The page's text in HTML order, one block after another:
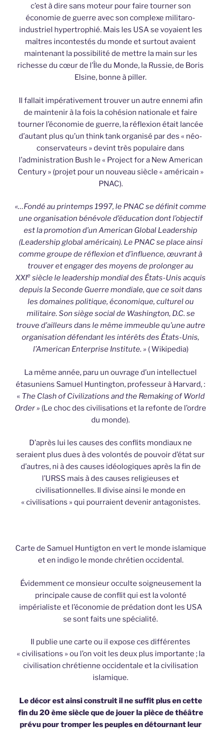
c’est à dire sans moteur pour faire tourner son
économie de guerre avec son complexe militaro-
industriel hypertrophié. Mais les USA se voyaient les
maîtres incontestés du monde et surtout avaient
maintenant la possibilité de mettre la main sur les
richesse du cœur de l’Île du Monde, la Russie, de Boris
Elsine, bonne à piller.
Il fallait impérativement trouver un autre ennemi afin
de maintenir à la fois la cohésion nationale et faire
tourner l’économie de guerre, la réflexion était lancée
d’autant plus qu’un think tank organisé par des « néo-
conservateurs » devint très populaire dans
l’administration Bush le « Project for a New American
Century » (projet pour un nouveau siècle « américain »
PNAC).
«…Fondé au printemps 1997, le PNAC se définit comme
une organisation bénévole d’éducation dont l’objectif
est la promotion d’un American Global Leadership
(Leadership global américain). Le PNAC se place ainsi
comme groupe de réflexion et d’influence, œuvrant à
trouver et engager des moyens de prolonger au
XXIe siècle le leadership mondial des États-Unis acquis
depuis la Seconde Guerre mondiale, que ce soit dans
les domaines politique, économique, culturel ou
militaire. Son siège social de Washington, D.C. se
trouve d’ailleurs dans le même immeuble qu’une autre
organisation défendant les intérêts des États-Unis,
l’American Enterprise Institute. » ( Wikipedia)
La même année, paru un ouvrage d’un intellectuel
étasuniens Samuel Huntington, professeur à Harvard, :
« The Clash of Civilizations and the Remaking of World
Order » (Le choc des civilisations et la refonte de l’ordre
du monde).
D’après lui les causes des conflits mondiaux ne
seraient plus dues à des volontés de pouvoir d’état sur
d’autres, ni à des causes idéologiques après la fin de
l’URSS mais à des causes religieuses et
civilisationnelles. Il divise ainsi le monde en
« civilisations » qui pourraient devenir antagonistes.
Carte de Samuel Huntigton en vert le monde islamique
et en indigo le monde chrétien occidental.
Évidemment ce monsieur occulte soigneusement la
principale cause de conflit qui est la volonté
impérialiste et l’économie de prédation dont les USA
se sont faits une spécialité.
Il publie une carte ou il expose ces différentes
« civilisations » ou l’on voit les deux plus importante ; la
civilisation chrétienne occidentale et la civilisation
islamique.
Le décor est ainsi construit il ne suffit plus en cette
fin du 20 ème siècle que de jouer la pièce de théâtre
prévu pour tromper les peuples en détournant leur